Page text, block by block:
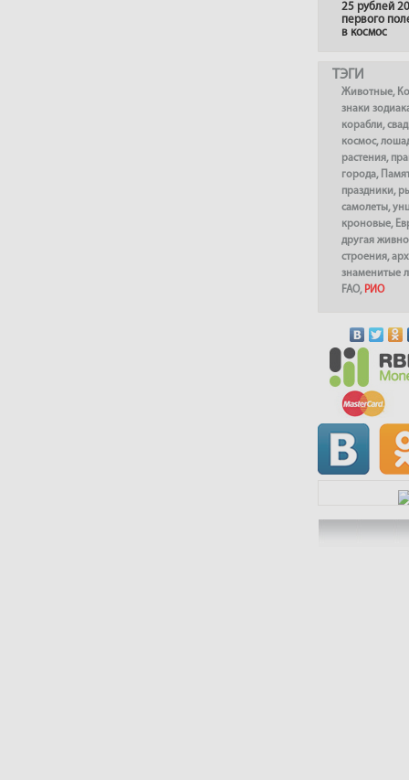
25 рублей
первого
в космос
ТЭГИ
Животные,
знаки
корабли,
космос,
растения,
города,
праздники,
самолеты,
кроновые,
другая
строения,
знаменитые
FAO, РИО